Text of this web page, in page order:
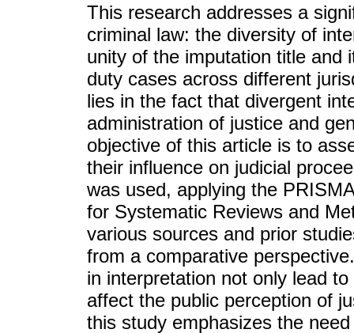
This research addresses a
criminal law: the diversity of
unity of the imputation title and
duty cases across different
lies in the fact that divergent
administration of justice and
objective of this article is to
their influence on judicial
was used, applying the
for Systematic Reviews and
various sources and prior
from a comparative
in interpretation not only lead
affect the public perception of
this study emphasizes the